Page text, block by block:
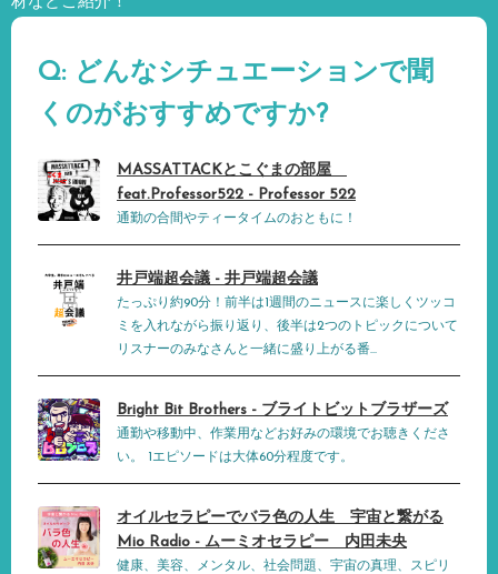
Q: どんなシチュエーションで聞
くのがおすすめですか?
MASSATTACKとこぐまの部屋
feat.Professor522 - Professor 522
通勤の合間やティータイムのおともに！
井戸端超会議 - 井戸端超会議
たっぷり約90分！前半は1週間のニュースに楽しくツッコ
ミを入れながら振り返り、後半は2つのトピックについて
リスナーのみなさんと一緒に盛り上がる番...
Bright Bit Brothers - ブライトビットブラザーズ
通勤や移動中、作業用などお好みの環境でお聴きくださ
い。 1エピソードは大体60分程度です。
オイルセラピーでバラ色の人生 宇宙と繋がる
Mio Radio - ムーミオセラピー 内田未央
健康、美容、メンタル、社会問題、宇宙の真理、スピリ